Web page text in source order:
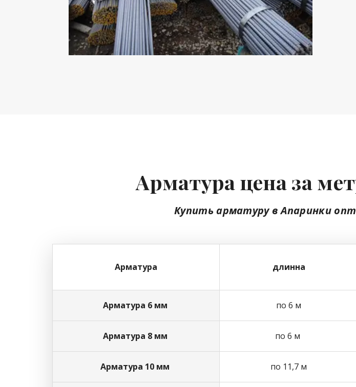
Арматура цена за
Купить арматуру в Апаринки
Арматура длинна
Арматура 6 мм по 6 м
Арматура 8 мм по 6 м
Арматура 10 мм по 11,7 м